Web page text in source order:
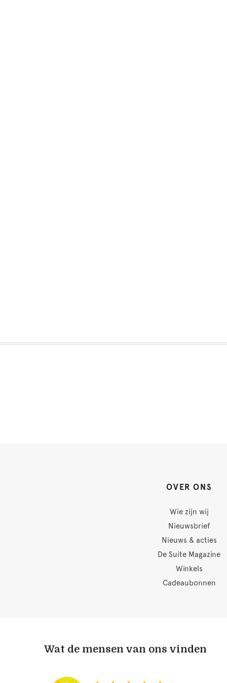
OVER ONS
Wie zijn wij
Nieuwsbrief
Nieuws & acties
De Suite Magazine
Winkels
Cadeaubonnen
Wat de mensen van ons vinden